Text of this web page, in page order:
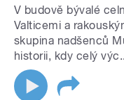
V budově bývalé
Valticemi a
skupina nadšenců
historii, kdy celý